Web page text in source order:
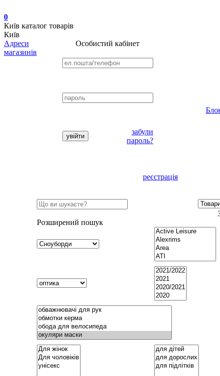
0
Київ каталог товарів
Київ
Адреси
магазинів
Особистий кабінет
забули
пароль?
реєстрація
Розширений пошук